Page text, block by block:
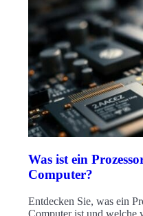
Was ist ein
Computer?
Entdecken Sie, was ein
Computer ist und welche